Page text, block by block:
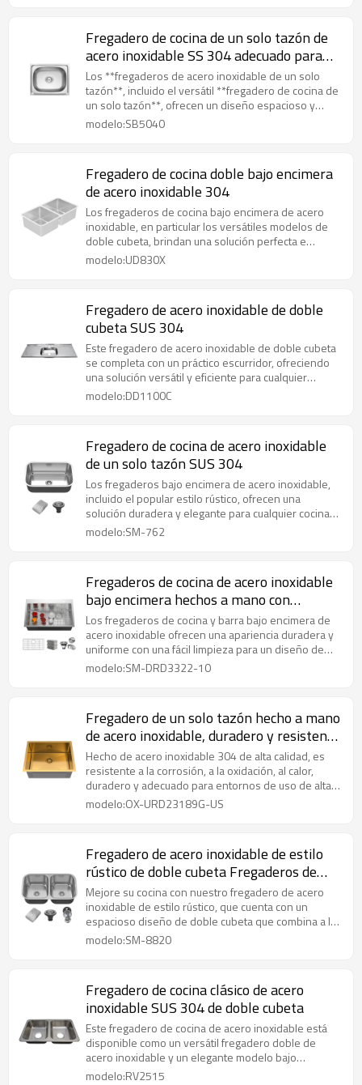
Fregadero de cocina de un solo tazón de
acero inoxidable SS 304 adecuado para
cocinas domésticas
Los **fregaderos de acero inoxidable de un solo
tazón**, incluido el versátil **fregadero de cocina de
un solo tazón**, ofrecen un diseño espacioso y
aerodinámico para tareas eficientes de limpieza y
modelo:SB5040
Fregadero de cocina doble bajo encimera
de acero inoxidable 304
Los fregaderos de cocina bajo encimera de acero
inoxidable, en particular los versátiles modelos de
doble cubeta, brindan una solución perfecta e
higiénica para una preparación y limpieza de
modelo:UD830X
Fregadero de acero inoxidable de doble
cubeta SUS 304
Este fregadero de acero inoxidable de doble cubeta
se completa con un práctico escurridor, ofreciendo
una solución versátil y eficiente para cualquier
cocina.
modelo:DD1100C
Fregadero de cocina de acero inoxidable
de un solo tazón SUS 304
Los fregaderos bajo encimera de acero inoxidable,
incluido el popular estilo rústico, ofrecen una
solución duradera y elegante para cualquier cocina
moderna.
modelo:SM-762
Fregaderos de cocina de acero inoxidable
bajo encimera hechos a mano con
material de acero inoxidable 304
Los fregaderos de cocina y barra bajo encimera de
acero inoxidable ofrecen una apariencia duradera y
uniforme con una fácil limpieza para un diseño de
encimera aerodinámico.
modelo:SM-DRD3322-10
Fregadero de un solo tazón hecho a mano
de acero inoxidable, duradero y resistente
a los arañazos.
Hecho de acero inoxidable 304 de alta calidad, es
resistente a la corrosión, a la oxidación, al calor,
duradero y adecuado para entornos de uso de alta
frecuencia.
modelo:OX-URD23189G-US
Fregadero de acero inoxidable de estilo
rústico de doble cubeta Fregaderos de
cocina de acero inoxidable
Mejore su cocina con nuestro fregadero de acero
inoxidable de estilo rústico, que cuenta con un
espacioso diseño de doble cubeta que combina a la
perfección el estilo clásico de delantal frontal con la
modelo:SM-8820
Fregadero de cocina clásico de acero
inoxidable SUS 304 de doble cubeta
Este fregadero de cocina de acero inoxidable está
disponible como un versátil fregadero doble de
acero inoxidable y un elegante modelo bajo
encimera, que combina durabilidad con un diseño
modelo:RV2515